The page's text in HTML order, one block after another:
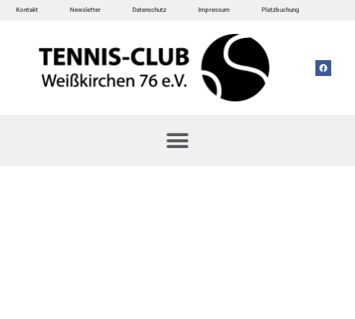
Kontakt Newsletter Datenschutz Impressum Platzbuchung